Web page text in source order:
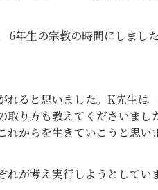
年生の宗教の時間にしまし
れると思いました。K先生
取り方も教えてくださいま
からを生きていこうと思い
が考え実行しようとして